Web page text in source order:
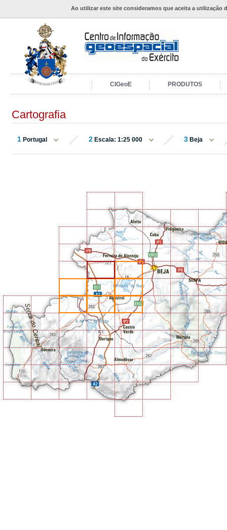
Ao utilizar este site consideramos que aceita a utilização
CIGeoE PRODUTOS
Cartografia
1 Portugal 2 Escala: 1:25 000 3 Beja